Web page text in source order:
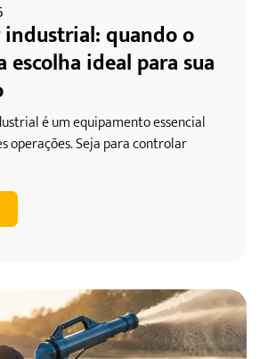
industrial: quando o
escolha ideal para sua
é um equipamento essencial
operações. Seja para controlar